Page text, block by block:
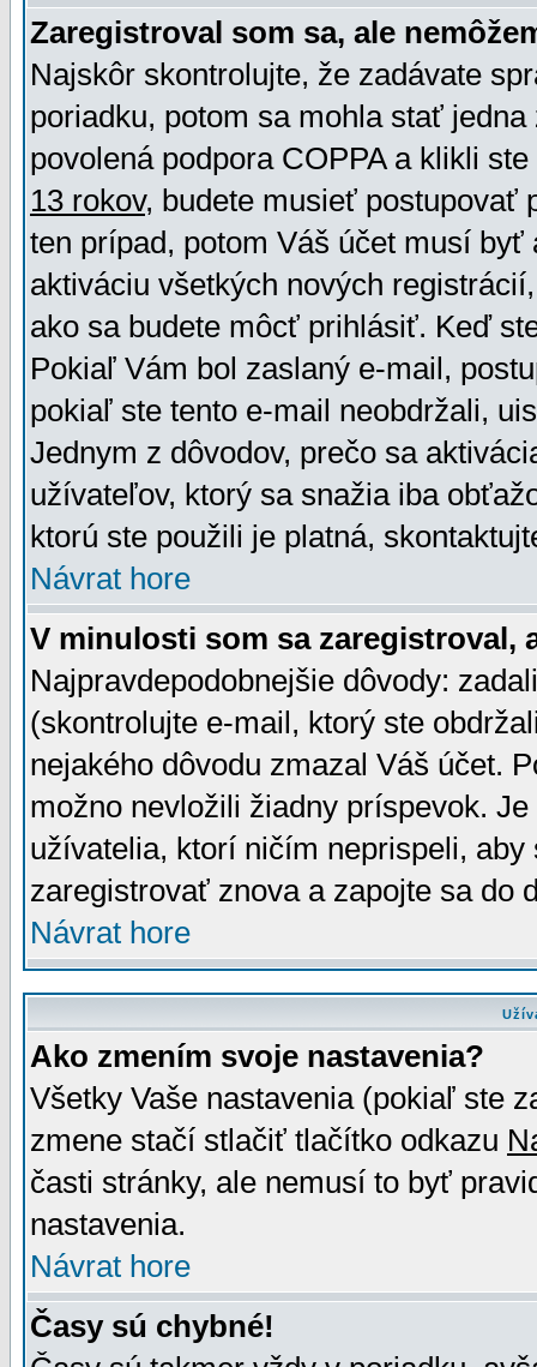
Zaregistroval som sa, ale
Najskôr skontrolujte, že zadávate
poriadku, potom sa mohla stať
povolená podpora COPPA a klikli
13 rokov, budete musieť postupovať
ten prípad, potom Váš účet musí
aktiváciu všetkých nových
ako sa budete môcť prihlásiť. Keď
Pokiaľ Vám bol zaslaný e-mail,
pokiaľ ste tento e-mail neobdržali,
Jednym z dôvodov, prečo sa
užívateľov, ktorý sa snažia iba
ktorú ste použili je platná,
Návrat hore
V minulosti som sa zaregistroval,
Najpravdepodobnejšie dôvody:
(skontrolujte e-mail, ktorý ste
nejakého dôvodu zmazal Váš účet.
možno nevložili žiadny príspevok.
užívatelia, ktorí ničím neprispeli,
zaregistrovať znova a zapojte sa do
Návrat hore
Ako zmením svoje nastavenia?
Všetky Vaše nastavenia (pokiaľ ste
zmene stačí stlačiť tlačítko odkazu
časti stránky, ale nemusí to byť
nastavenia.
Návrat hore
Časy sú chybné!